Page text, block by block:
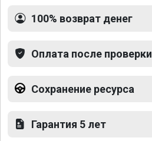
100% возврат денег
Оплата после проверки
Сохранение ресурса
Гарантия 5 лет